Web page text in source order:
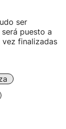
ser
puesto a
finalizadas